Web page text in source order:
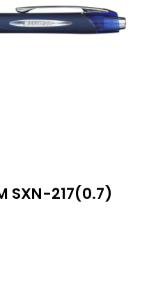
SXN-217(0.7)